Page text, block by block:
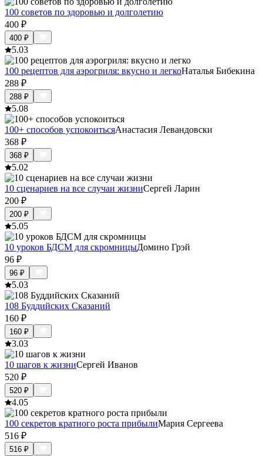
100 советов по здоровью и долголетию
400 ₽
400 ₽
5.03
100 рецептов для аэрогриля: вкусно и легкоНаталья Бибекина
288 ₽
288 ₽
5.08
100+ способов успокоитьсяАнастасия Левандовски
368 ₽
368 ₽
5.02
10 сценариев на все случаи жизниСергей Ларин
200 ₽
200 ₽
5.05
10 уроков БДСМ для скромницыДомино Грэй
96 ₽
96 ₽
5.03
108 Буддийских Сказаний
160 ₽
160 ₽
3.03
10 шагов к жизниСергей Иванов
520 ₽
520 ₽
4.05
100 секретов кратного роста прибылиМария Сергеева
516 ₽
516 ₽